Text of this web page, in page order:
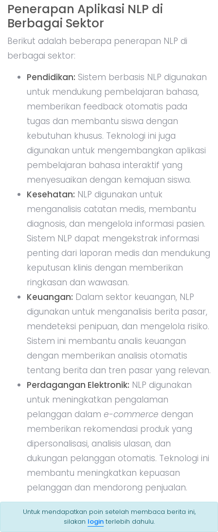
Penerapan Aplikasi NLP di
Berbagai Sektor
Berikut adalah beberapa penerapan NLP di
berbagai sektor:
Pendidikan: Sistem berbasis NLP digunakan
untuk mendukung pembelajaran bahasa,
memberikan feedback otomatis pada
tugas dan membantu siswa dengan
kebutuhan khusus. Teknologi ini juga
digunakan untuk mengembangkan aplikasi
pembelajaran bahasa interaktif yang
menyesuaikan dengan kemajuan siswa.
Kesehatan: NLP digunakan untuk
menganalisis catatan medis, membantu
diagnosis, dan mengelola informasi pasien.
Sistem NLP dapat mengekstrak informasi
penting dari laporan medis dan mendukung
keputusan klinis dengan memberikan
ringkasan dan wawasan.
Keuangan: Dalam sektor keuangan, NLP
digunakan untuk menganalisis berita pasar,
mendeteksi penipuan, dan mengelola risiko.
Sistem ini membantu analis keuangan
dengan memberikan analisis otomatis
tentang berita dan tren pasar yang relevan.
Perdagangan Elektronik: NLP digunakan
untuk meningkatkan pengalaman
pelanggan dalam e-commerce dengan
memberikan rekomendasi produk yang
dipersonalisasi, analisis ulasan, dan
dukungan pelanggan otomatis. Teknologi ini
membantu meningkatkan kepuasan
pelanggan dan mendorong penjualan.
Natural Language Processing(NLP) telah
merubah cara kita berinteraksi dengan
Untuk mendapatkan poin setelah membaca berita ini,
silakan loginterlebih dahulu.